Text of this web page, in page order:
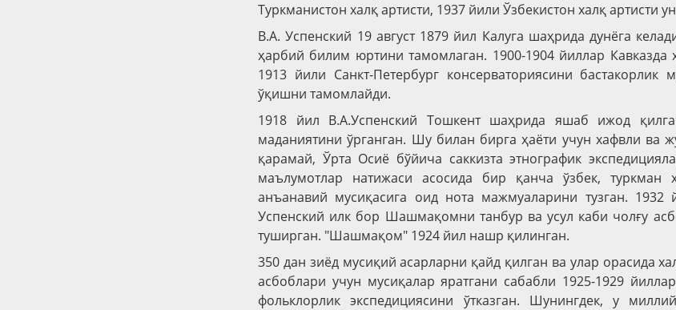
Туркманистон халқ артисти, 1937 йили Ўзбекистон халқ артисти
В.А. Успенский 19 август 1879 йил Калуга шаҳрида дунёга
ҳарбий билим юртини тамомлаган. 1900-1904 йиллар Кавказда
1913 йили Санкт-Петербург консерваториясини бастакорлик
ўқишни тамомлайди.
1918 йил В.А.Успенский Тошкент шаҳрида яшаб ижод
маданиятини ўрганган. Шу билан бирга ҳаёти учун хафвли ва
қарамай, Ўрта Осиё бўйича саккизта этнографик
маълумотлар натижаси асосида бир қанча ўзбек, туркман
анъанавий мусиқасига оид нота мажмуаларини тузган.
Успенский илк бор Шашмақомни танбур ва усул каби чолғу
туширган. "Шашмақом" 1924 йил нашр қилинган.
350 дан зиёд мусиқий асарларни қайд қилган ва улар орасида
асбоблари учун мусиқалар яратгани сабабли 1925-1929
фольклорлик экспедициясини ўтказган. Шунингдек, у